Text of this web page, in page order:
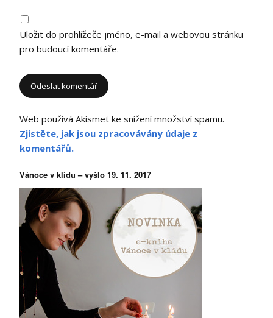
Uložit do prohlížeče jméno, e-mail a webovou stránku
pro budoucí komentáře.
Web používá Akismet ke snížení množství spamu.
Zjistěte, jak jsou zpracovávány údaje z
komentářů.
Vánoce v klidu – vyšlo 19. 11. 2017